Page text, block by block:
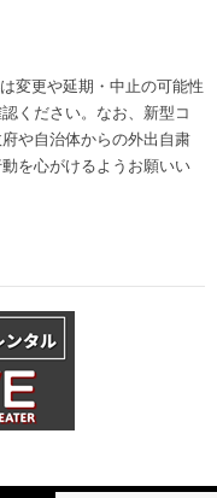
変更や延期・中止の可能性
ください。なお、新型コ
や自治体からの外出自粛
を心がけるようお願いい